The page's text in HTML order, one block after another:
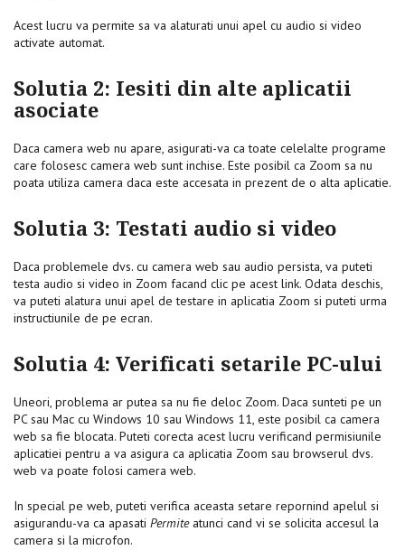
Acest lucru va permite sa va alaturati unui apel cu audio si video
activate automat.
Solutia 2: Iesiti din alte aplicatii
asociate
Daca camera web nu apare, asigurati-va ca toate celelalte programe
care folosesc camera web sunt inchise. Este posibil ca Zoom sa nu
poata utiliza camera daca este accesata in prezent de o alta aplicatie.
Solutia 3: Testati audio si video
Daca problemele dvs. cu camera web sau audio persista, va puteti
testa audio si video in Zoom facand clic pe acest link. Odata deschis,
va puteti alatura unui apel de testare in aplicatia Zoom si puteti urma
instructiunile de pe ecran.
Solutia 4: Verificati setarile PC-ului
Uneori, problema ar putea sa nu fie deloc Zoom. Daca sunteti pe un
PC sau Mac cu Windows 10 sau Windows 11, este posibil ca camera
web sa fie blocata. Puteti corecta acest lucru verificand permisiunile
aplicatiei pentru a va asigura ca aplicatia Zoom sau browserul dvs.
web va poate folosi camera web.
In special pe web, puteti verifica aceasta setare repornind apelul si
asigurandu-va ca apasati Permiteatunci cand vi se solicita accesul la
camera si la microfon.